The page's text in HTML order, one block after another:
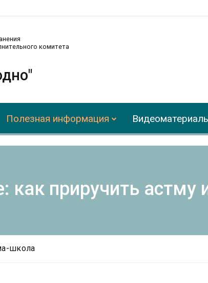
комитета
Полезная информация
приручить
школа